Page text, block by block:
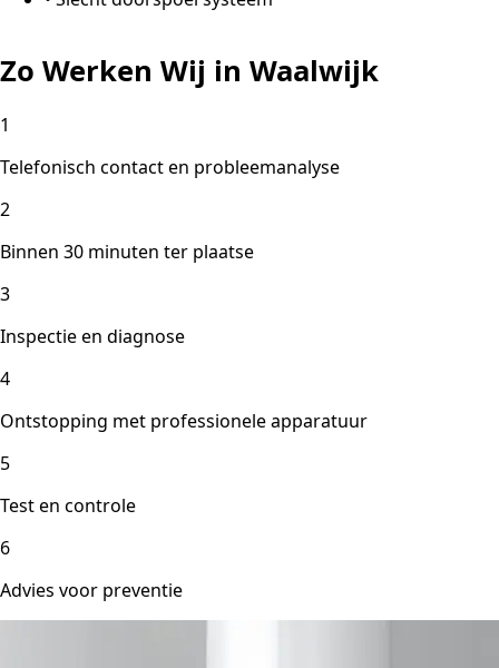
Zo Werken Wij in Waalwijk
1
Telefonisch contact en probleemanalyse
2
Binnen 30 minuten ter plaatse
3
Inspectie en diagnose
4
Ontstopping met professionele apparatuur
5
Test en controle
6
Advies voor preventie